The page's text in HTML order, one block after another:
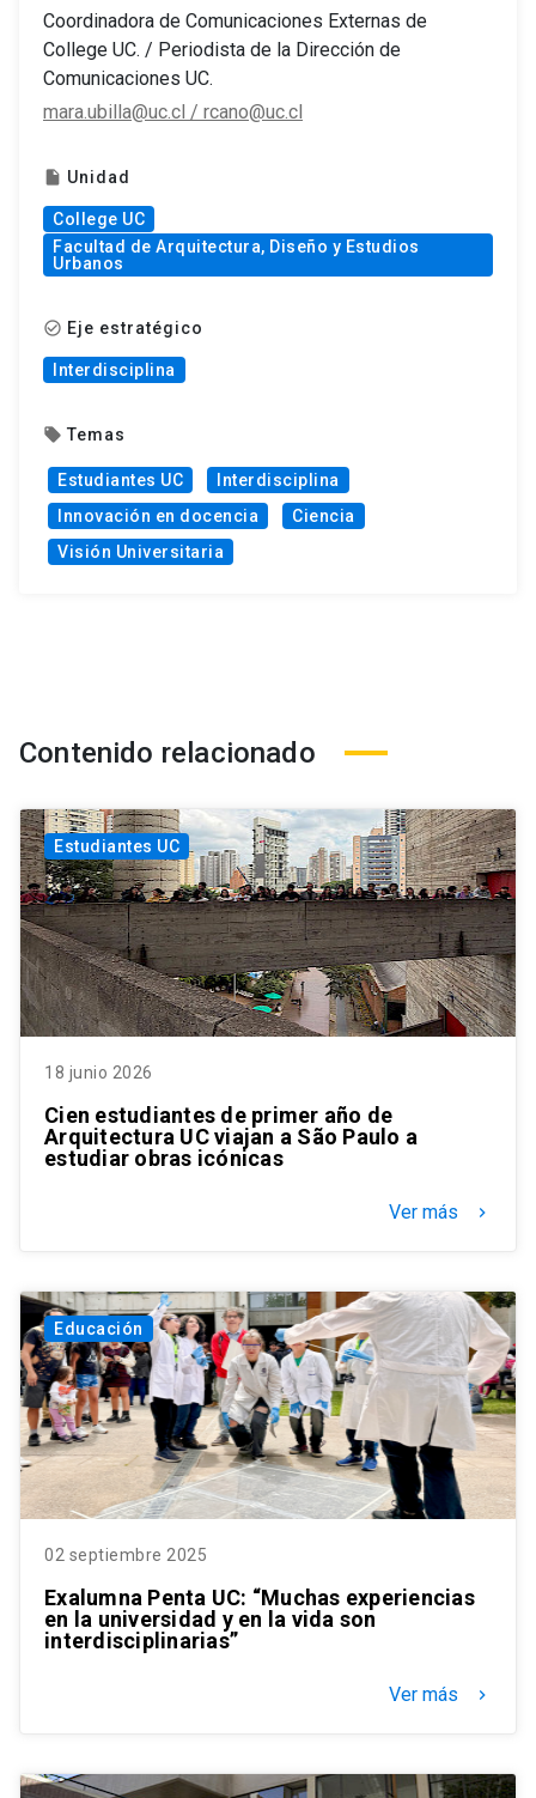
Coordinadora de Comunicaciones Externas de
College UC. / Periodista de la Dirección de
Comunicaciones UC.
mara.ubilla@uc.cl / rcano@uc.cl
insert_drive_file Unidad
College UC
Facultad de Arquitectura, Diseño y Estudios
Urbanos
check_circle_outline Eje estratégico
Interdisciplina
local_offer Temas
Estudiantes UC
Interdisciplina
Innovación en docencia
Ciencia
Visión Universitaria
Contenido relacionado
Estudiantes UC
18 junio 2026
Cien estudiantes de primer año de
Arquitectura UC viajan a São Paulo a
estudiar obras icónicas
Ver más keyboard_arrow_right
Educación
02 septiembre 2025
Exalumna Penta UC: “Muchas experiencias
en la universidad y en la vida son
interdisciplinarias”
Ver más keyboard_arrow_right